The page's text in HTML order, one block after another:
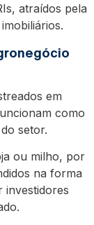
atraídos pela
em
como
setor.
ou milho, por
na forma
investidores